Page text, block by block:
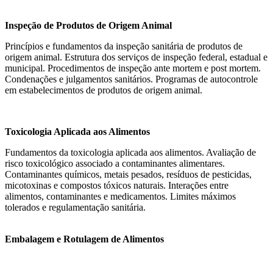
Inspeção de Produtos de Origem Animal
Princípios e fundamentos da inspeção sanitária de produtos de
origem animal. Estrutura dos serviços de inspeção federal, estadual e
municipal. Procedimentos de inspeção ante mortem e post mortem.
Condenações e julgamentos sanitários. Programas de autocontrole
em estabelecimentos de produtos de origem animal.
Toxicologia Aplicada aos Alimentos
Fundamentos da toxicologia aplicada aos alimentos. Avaliação de
risco toxicológico associado a contaminantes alimentares.
Contaminantes químicos, metais pesados, resíduos de pesticidas,
micotoxinas e compostos tóxicos naturais. Interações entre
alimentos, contaminantes e medicamentos. Limites máximos
tolerados e regulamentação sanitária.
Embalagem e Rotulagem de Alimentos